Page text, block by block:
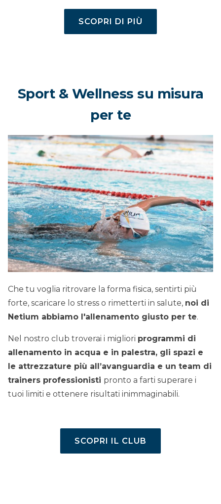
SCOPRI DI PIÙ
Sport & Wellness su misura
per te
Che tu voglia ritrovare la forma fisica, sentirti più
forte, scaricare lo stress o rimetterti in salute, noi di
Netium abbiamo l'allenamento giusto per te.
Nel nostro club troverai i migliori programmi di
allenamento in acqua e in palestra, gli spazi e
le attrezzature più all’avanguardia e un team di
trainers professionisti pronto a farti superare i
tuoi limiti e ottenere risultati inimmaginabili.
SCOPRI IL CLUB